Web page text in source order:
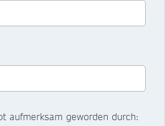
aufmerksam geworden durch: